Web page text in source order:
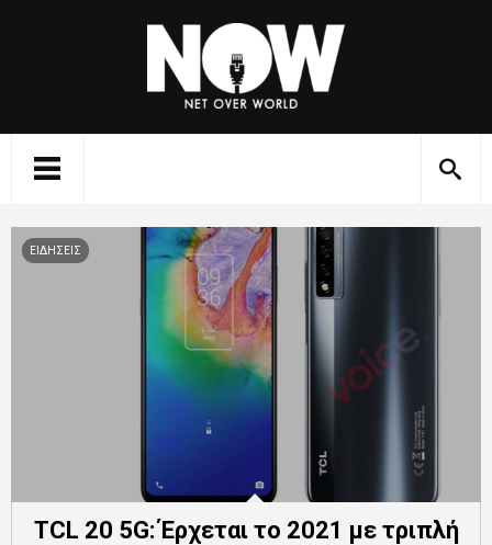
ΕΙΔΗΣΕΙΣ
TCL 20 5G: Έρχεται το 2021 με τριπλή